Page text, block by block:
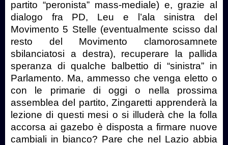
partito “peronista” mass-mediale) e, grazie al
dialogo fra PD, Leu e l’ala sinistra del
Movimento 5 Stelle (eventualmente scisso dal
resto del Movimento clamorosamnete
sbilanciatosi a destra), recuperare la pallida
speranza di qualche balbettio di “sinistra” in
Parlamento. Ma, ammesso che venga eletto o
con le primarie di oggi o nella prossima
assemblea del partito, Zingaretti apprenderà la
lezione di questi mesi o si illuderà che la folla
accorsa ai gazebo è disposta a firmare nuove
cambiali in bianco? Pare che nel Lazio abbia